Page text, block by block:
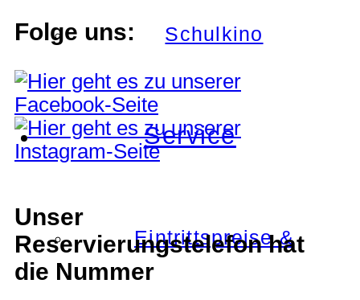
Schulkino
Service
Eintrittspreise &
Folge uns:
Unser
Reservierungstelefon hat
die Nummer